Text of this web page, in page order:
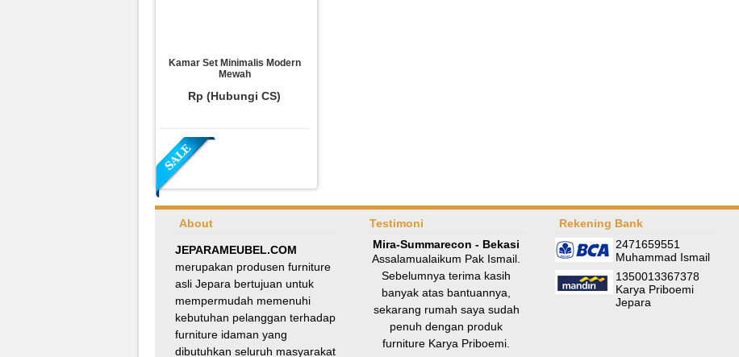
Kamar Set Minimalis Modern
Mewah
Rp (Hubungi CS)
Meja Makan Oval Minimalis
Kursi Silang
Rp 8.100.0009.000.000
About
JEPARAMEUBEL.COM
merupakan produsen furniture
asli Jepara bertujuan untuk
mempermudah memenuhi
kebutuhan pelanggan terhadap
furniture idaman yang
dibutuhkan seluruh masyarakat
Testimoni
Mira-Summarecon - Bekasi
Assalamualaikum Pak Ismail.
Sebelumnya terima kasih
banyak atas bantuannya,
sekarang rumah saya sudah
penuh dengan produk
furniture Karya Priboemi.
Rekening Bank
2471659551
Muhammad Ismail
1350013367378
Karya Priboemi
Jepara